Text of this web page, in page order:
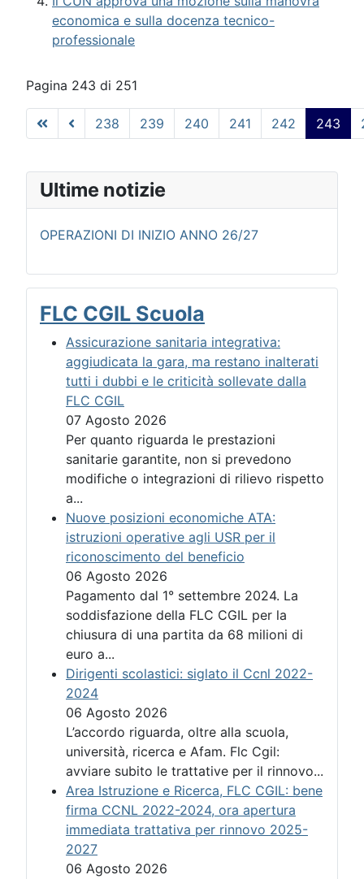
economica e sulla docenza tecnico-
professionale
Pagina 243 di 251
238 239 240 241 242 243
Ultime notizie
OPERAZIONI DI INIZIO ANNO 26/27
FLC CGIL Scuola
Assicurazione sanitaria integrativa:
aggiudicata la gara, ma restano inalterati
tutti i dubbi e le criticità sollevate dalla
FLC CGIL
07 Agosto 2026
Per quanto riguarda le prestazioni
sanitarie garantite, non si prevedono
modifiche o integrazioni di rilievo rispetto
a...
Nuove posizioni economiche ATA:
istruzioni operative agli USR per il
riconoscimento del beneficio
06 Agosto 2026
Pagamento dal 1° settembre 2024. La
soddisfazione della FLC CGIL per la
chiusura di una partita da 68 milioni di
euro a...
Dirigenti scolastici: siglato il Ccnl 2022-
2024
06 Agosto 2026
L’accordo riguarda, oltre alla scuola,
università, ricerca e Afam. Flc Cgil:
avviare subito le trattative per il rinnovo...
Area Istruzione e Ricerca, FLC CGIL: bene
firma CCNL 2022-2024, ora apertura
immediata trattativa per rinnovo 2025-
2027
06 Agosto 2026